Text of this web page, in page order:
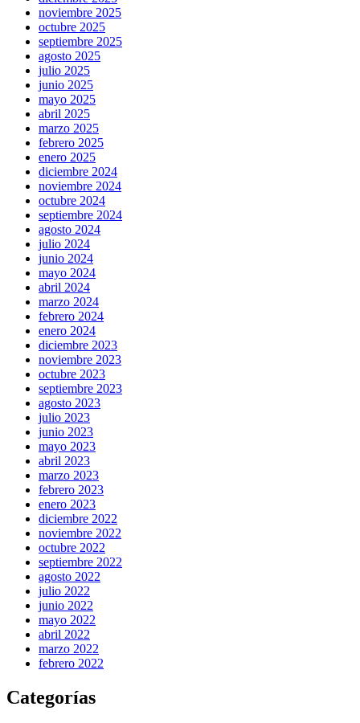
noviembre 2025
octubre 2025
septiembre 2025
agosto 2025
julio 2025
junio 2025
mayo 2025
abril 2025
marzo 2025
febrero 2025
enero 2025
diciembre 2024
noviembre 2024
octubre 2024
septiembre 2024
agosto 2024
julio 2024
junio 2024
mayo 2024
abril 2024
marzo 2024
febrero 2024
enero 2024
diciembre 2023
noviembre 2023
octubre 2023
septiembre 2023
agosto 2023
julio 2023
junio 2023
mayo 2023
abril 2023
marzo 2023
febrero 2023
enero 2023
diciembre 2022
noviembre 2022
octubre 2022
septiembre 2022
agosto 2022
julio 2022
junio 2022
mayo 2022
abril 2022
marzo 2022
febrero 2022
Categorías